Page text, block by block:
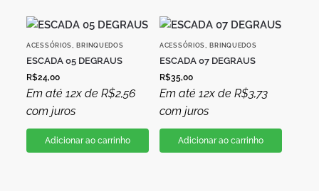
ACESSÓRIOS ,BRINQUEDOS
ESCADA 05 DEGRAUS
R$24,00
Em até 12x de R$2,56
com juros
Adicionar ao carrinho
ACESSÓRIOS ,BRINQUEDOS
ESCADA 07 DEGRAUS
R$35,00
Em até 12x de R$3,73
com juros
Adicionar ao carrinho